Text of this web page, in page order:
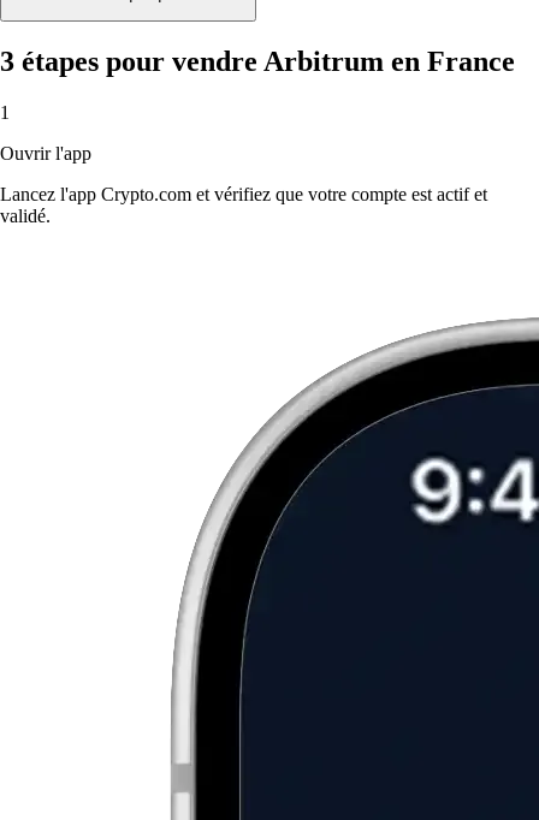
3 étapes pour vendre Arbitrum en France
1
Ouvrir l'app
Lancez l'app Crypto.com et vérifiez que votre compte est actif et
validé.